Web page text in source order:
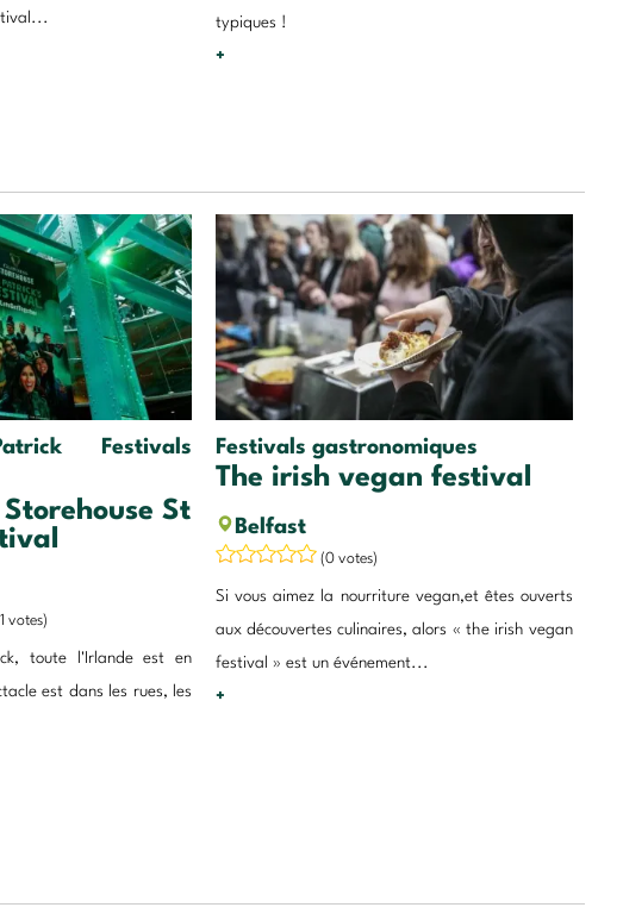
typiques !
+
Festivals
Storehouse St
votes)
toute l'Irlande est en
est dans les rues, les
Festivals gastronomiques
The irish vegan festival
Belfast
(0 votes)
Si vous aimez la nourriture vegan,et êtes ouverts
aux découvertes culinaires, alors « the irish vegan
festival » est un événement...
+